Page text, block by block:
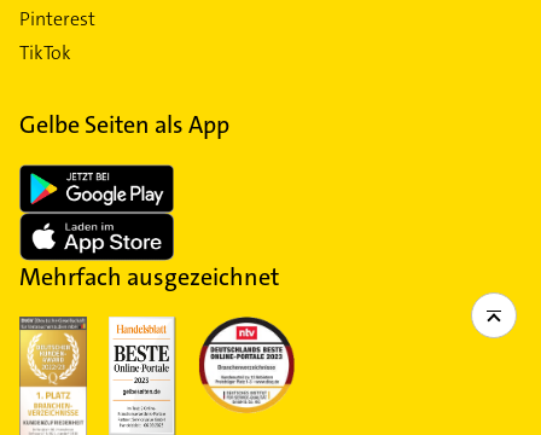
Pinterest
TikTok
Gelbe Seiten als App
Mehrfach ausgezeichnet